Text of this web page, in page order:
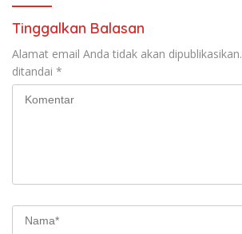
Tinggalkan Balasan
Alamat email Anda tidak akan dipublikasikan.
ditandai *